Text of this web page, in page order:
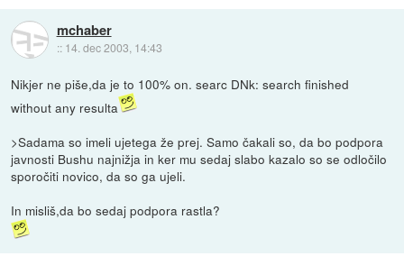
mchaber
:: 14. dec 2003, 14:43
Nikjer ne piše,da je to 100% on. searc DNk: search finished
without any resulta
>Sadama so imeli ujetega že prej. Samo čakali so, da bo podpora
javnosti Bushu najnižja in ker mu sedaj slabo kazalo so se odločilo
sporočiti novico, da so ga ujeli.
In misliš,da bo sedaj podpora rastla?